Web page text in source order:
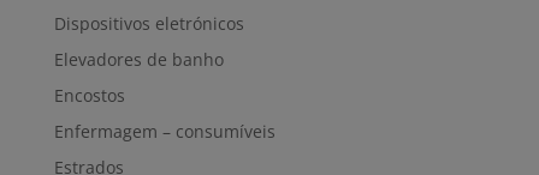
Dispositivos eletrónicos
Elevadores de banho
Encostos
Enfermagem – consumíveis
Estrados